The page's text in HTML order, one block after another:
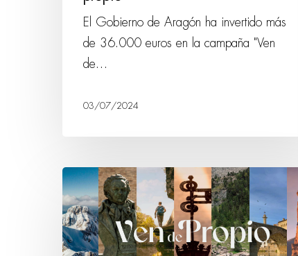
El Gobierno de Aragón ha invertido más
de 36.000 euros en la campaña "Ven
de…
03/07/2024